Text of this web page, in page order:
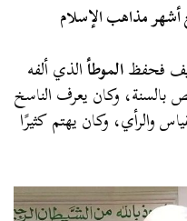
مذاهب الإسلام
فحفظالموطأالذي ألفه
بالسنة، وكان يعرف الناسخ
والرأي، وكان يهتم كثيرًا